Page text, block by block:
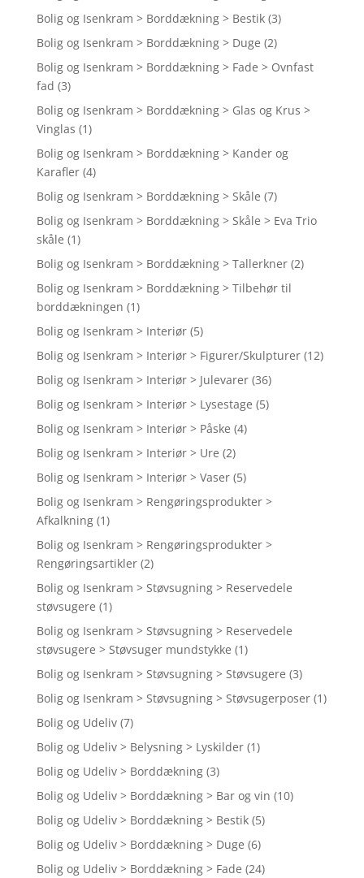
Bolig og Isenkram > Borddækning > Bestik (3)
Bolig og Isenkram > Borddækning > Duge (2)
Bolig og Isenkram > Borddækning > Fade > Ovnfast
fad (3)
Bolig og Isenkram > Borddækning > Glas og Krus >
Vinglas (1)
Bolig og Isenkram > Borddækning > Kander og
Karafler (4)
Bolig og Isenkram > Borddækning > Skåle (7)
Bolig og Isenkram > Borddækning > Skåle > Eva Trio
skåle (1)
Bolig og Isenkram > Borddækning > Tallerkner (2)
Bolig og Isenkram > Borddækning > Tilbehør til
borddækningen (1)
Bolig og Isenkram > Interiør (5)
Bolig og Isenkram > Interiør > Figurer/Skulpturer (12)
Bolig og Isenkram > Interiør > Julevarer (36)
Bolig og Isenkram > Interiør > Lysestage (5)
Bolig og Isenkram > Interiør > Påske (4)
Bolig og Isenkram > Interiør > Ure (2)
Bolig og Isenkram > Interiør > Vaser (5)
Bolig og Isenkram > Rengøringsprodukter >
Afkalkning (1)
Bolig og Isenkram > Rengøringsprodukter >
Rengøringsartikler (2)
Bolig og Isenkram > Støvsugning > Reservedele
støvsugere (1)
Bolig og Isenkram > Støvsugning > Reservedele
støvsugere > Støvsuger mundstykke (1)
Bolig og Isenkram > Støvsugning > Støvsugere (3)
Bolig og Isenkram > Støvsugning > Støvsugerposer (1)
Bolig og Udeliv (7)
Bolig og Udeliv > Belysning > Lyskilder (1)
Bolig og Udeliv > Borddækning (3)
Bolig og Udeliv > Borddækning > Bar og vin (10)
Bolig og Udeliv > Borddækning > Bestik (5)
Bolig og Udeliv > Borddækning > Duge (6)
Bolig og Udeliv > Borddækning > Fade (24)